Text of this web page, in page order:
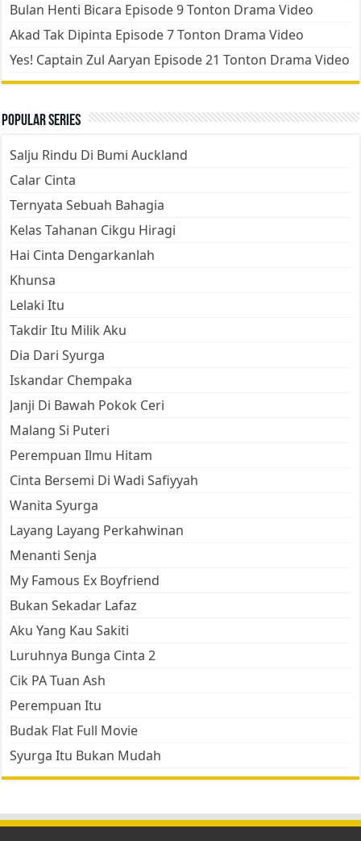
Bulan Henti Bicara Episode 9 Tonton Drama Video
Akad Tak Dipinta Episode 7 Tonton Drama Video
Yes! Captain Zul Aaryan Episode 21 Tonton Drama Video
Popular Series
Salju Rindu Di Bumi Auckland
Calar Cinta
Ternyata Sebuah Bahagia
Kelas Tahanan Cikgu Hiragi
Hai Cinta Dengarkanlah
Khunsa
Lelaki Itu
Takdir Itu Milik Aku
Dia Dari Syurga
Iskandar Chempaka
Janji Di Bawah Pokok Ceri
Malang Si Puteri
Perempuan Ilmu Hitam
Cinta Bersemi Di Wadi Safiyyah
Wanita Syurga
Layang Layang Perkahwinan
Menanti Senja
My Famous Ex Boyfriend
Bukan Sekadar Lafaz
Aku Yang Kau Sakiti
Luruhnya Bunga Cinta 2
Cik PA Tuan Ash
Perempuan Itu
Budak Flat Full Movie
Syurga Itu Bukan Mudah